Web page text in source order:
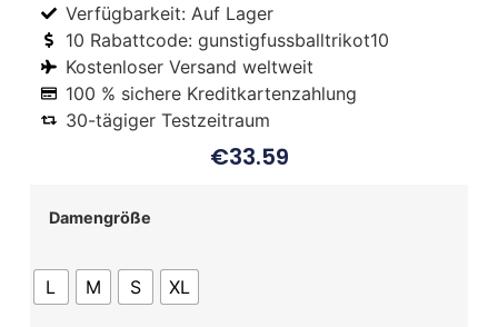
Verfügbarkeit: Auf Lager
10 Rabattcode: gunstigfussballtrikot10
Kostenloser Versand weltweit
100 % sichere Kreditkartenzahlung
30-tägiger Testzeitraum
€33.59
Damengröße
L M S XL